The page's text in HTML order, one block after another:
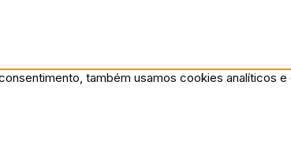
também usamos cookies analíticos